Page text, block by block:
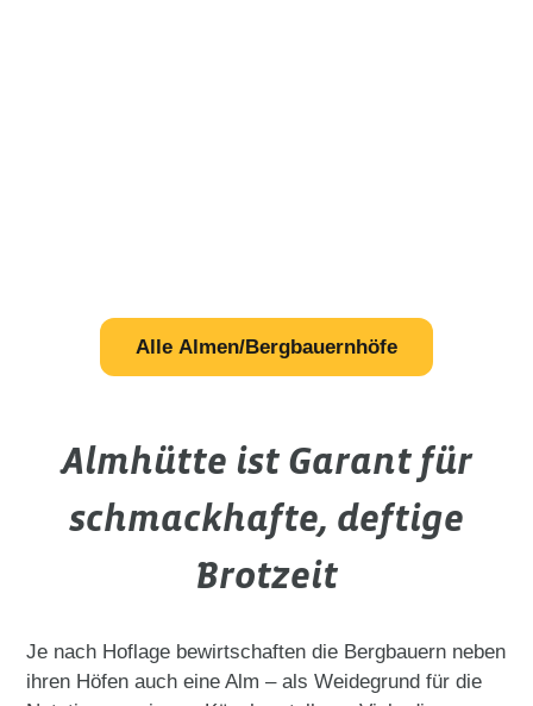
Alle Almen/Bergbauernhöfe
Almhütte ist Garant für
schmackhafte, deftige
Brotzeit
Je nach Hoflage bewirtschaften die Bergbauern neben
ihren Höfen auch eine Alm – als Weidegrund für die